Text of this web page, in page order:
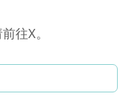
往X。